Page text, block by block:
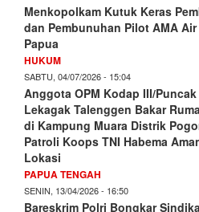
Menkopolkam Kutuk Keras
dan Pembunuhan Pilot AMA
Papua
HUKUM
SABTU, 04/07/2026 - 15:04
Anggota OPM Kodap III/
Lekagak Talenggen Bakar
di Kampung Muara Distrik
Patroli Koops TNI Habema
Lokasi
PAPUA TENGAH
SENIN, 13/04/2026 - 16:50
Bareskrim Polri Bongkar